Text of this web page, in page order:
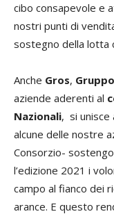
cibo consapevole e
nostri punti di
sostegno della lotta
Anche Gros,
aziende aderenti al
Nazionali, si unisce
alcune delle nostre
Consorzio-
l’edizione 2021 i
campo al fianco dei
arance. E questo